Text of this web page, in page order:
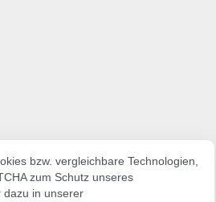
bzw. vergleichbare Technologien,
zum Schutz unseres
dazu in unserer